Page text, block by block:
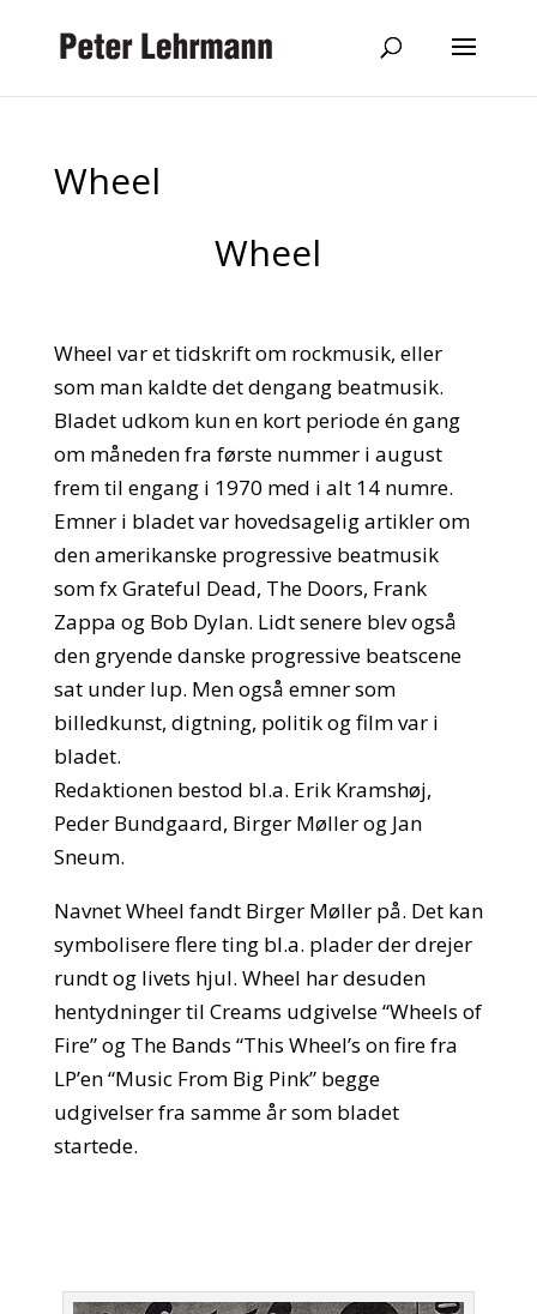
Wheel
Wheel
Wheel var et tidskrift om rockmusik, eller
som man kaldte det dengang beatmusik.
Bladet udkom kun en kort periode én gang
om måneden fra første nummer i august
frem til engang i 1970 med i alt 14 numre.
Emner i bladet var hovedsagelig artikler om
den amerikanske progressive beatmusik
som fx Grateful Dead, The Doors, Frank
Zappa og Bob Dylan. Lidt senere blev også
den gryende danske progressive beatscene
sat under lup. Men også emner som
billedkunst, digtning, politik og film var i
bladet.
Redaktionen bestod bl.a. Erik Kramshøj,
Peder Bundgaard, Birger Møller og Jan
Sneum.
Navnet Wheel fandt Birger Møller på. Det kan
symbolisere flere ting bl.a. plader der drejer
rundt og livets hjul. Wheel har desuden
hentydninger til Creams udgivelse “Wheels of
Fire” og The Bands “This Wheel’s on fire fra
LP’en “Music From Big Pink” begge
udgivelser fra samme år som bladet
startede.